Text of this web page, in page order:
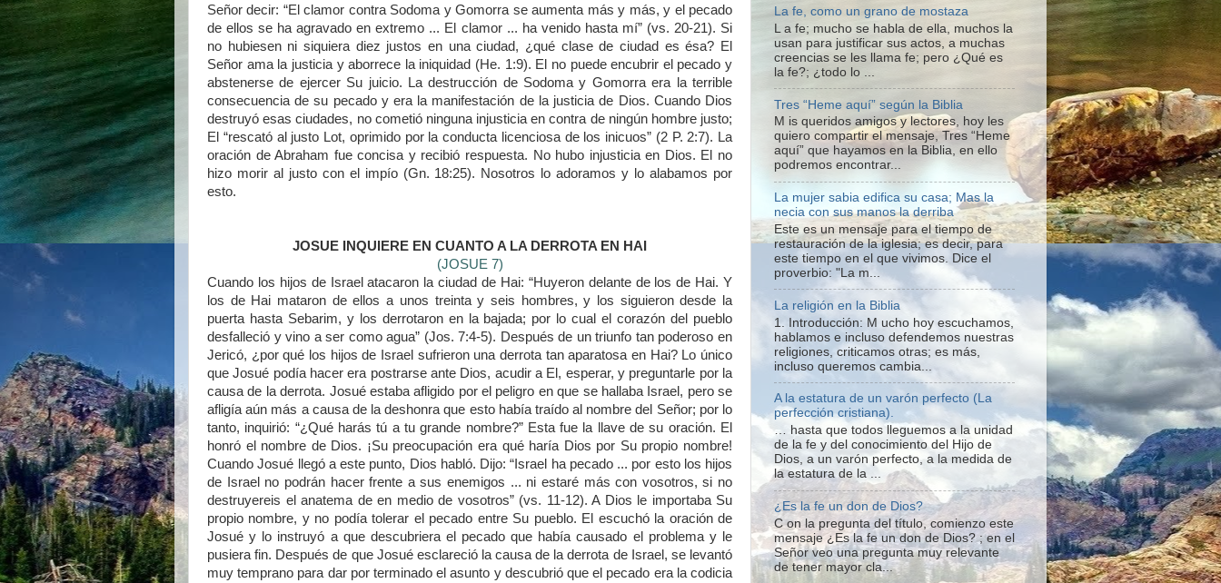
Señor decir: “El clamor contra Sodoma y Gomorra se aumenta más y más, y el pecado
de ellos se ha agravado en extremo ... El clamor ... ha venido hasta mí” (vs. 20-21). Si
no hubiesen ni siquiera diez justos en una ciudad, ¿qué clase de ciudad es ésa? El
Señor ama la justicia y aborrece la iniquidad (He. 1:9). El no puede encubrir el pecado y
abstenerse de ejercer Su juicio. La destrucción de Sodoma y Gomorra era la terrible
consecuencia de su pecado y era la manifestación de la justicia de Dios. Cuando Dios
destruyó esas ciudades, no cometió ninguna injusticia en contra de ningún hombre justo;
El “rescató al justo Lot, oprimido por la conducta licenciosa de los inicuos” (2 P. 2:7). La
oración de Abraham fue concisa y recibió respuesta. No hubo injusticia en Dios. El no
hizo morir al justo con el impío (Gn. 18:25). Nosotros lo adoramos y lo alabamos por
esto.
JOSUE INQUIERE EN CUANTO A LA DERROTA EN HAI
(JOSUE 7)
Cuando los hijos de Israel atacaron la ciudad de Hai: “Huyeron delante de los de Hai. Y
los de Hai mataron de ellos a unos treinta y seis hombres, y los siguieron desde la
puerta hasta Sebarim, y los derrotaron en la bajada; por lo cual el corazón del pueblo
desfalleció y vino a ser como agua” (Jos. 7:4-5). Después de un triunfo tan poderoso en
Jericó, ¿por qué los hijos de Israel sufrieron una derrota tan aparatosa en Hai? Lo único
que Josué podía hacer era postrarse ante Dios, acudir a El, esperar, y preguntarle por la
causa de la derrota. Josué estaba afligido por el peligro en que se hallaba Israel, pero se
afligía aún más a causa de la deshonra que esto había traído al nombre del Señor; por lo
tanto, inquirió: “¿Qué harás tú a tu grande nombre?” Esta fue la llave de su oración. El
honró el nombre de Dios. ¡Su preocupación era qué haría Dios por Su propio nombre!
Cuando Josué llegó a este punto, Dios habló. Dijo: “Israel ha pecado ... por esto los hijos
de Israel no podrán hacer frente a sus enemigos ... ni estaré más con vosotros, si no
destruyereis el anatema de en medio de vosotros” (vs. 11-12). A Dios le importaba Su
propio nombre, y no podía tolerar el pecado entre Su pueblo. El escuchó la oración de
Josué y lo instruyó a que descubriera el pecado que había causado el problema y le
pusiera fin. Después de que Josué esclareció la causa de la derrota de Israel, se levantó
muy temprano para dar por terminado el asunto y descubrió que el pecado era la codicia
La fe, como un grano de mostaza
L a fe; mucho se habla de ella, muchos la
usan para justificar sus actos, a muchas
creencias se les llama fe; pero ¿Qué es
la fe?; ¿todo lo ...
Tres “Heme aquí” según la Biblia
M is queridos amigos y lectores, hoy les
quiero compartir el mensaje, Tres “Heme
aquí” que hayamos en la Biblia, en ello
podremos encontrar...
La mujer sabia edifica su casa; Mas la
necia con sus manos la derriba
Este es un mensaje para el tiempo de
restauración de la iglesia; es decir, para
este tiempo en el que vivimos. Dice el
proverbio: "La m...
La religión en la Biblia
1. Introducción: M ucho hoy escuchamos,
hablamos e incluso defendemos nuestras
religiones, criticamos otras; es más,
incluso queremos cambia...
A la estatura de un varón perfecto (La
perfección cristiana).
… hasta que todos lleguemos a la unidad
de la fe y del conocimiento del Hijo de
Dios, a un varón perfecto, a la medida de
la estatura de la ...
¿Es la fe un don de Dios?
C on la pregunta del título, comienzo este
mensaje ¿Es la fe un don de Dios? ; en el
Señor veo una pregunta muy relevante
de tener mayor cla...